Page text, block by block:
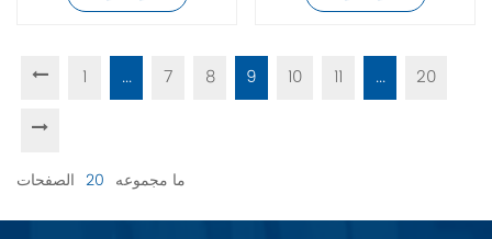
1 ... 7 8 9 10 11 ... 20
ما مجموعه 20 الصفحات